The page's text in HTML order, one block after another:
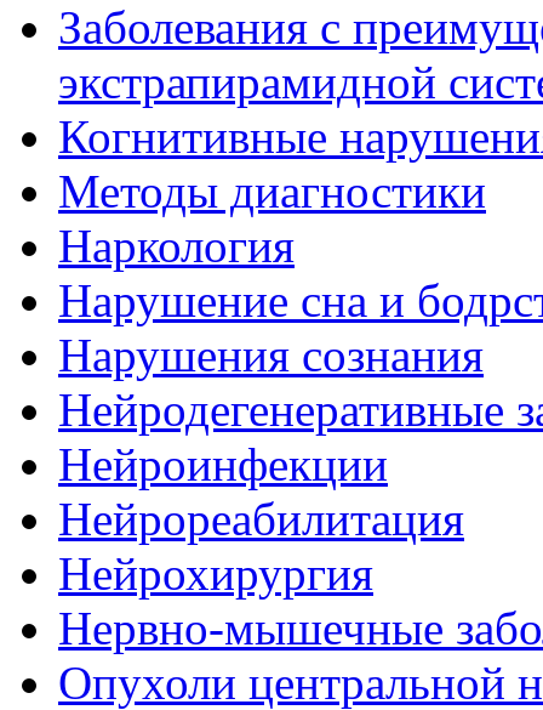
Заболевания с
экстрапирамидной
Когнитивные
Методы диагностики
Наркология
Нарушение сна и
Нарушения сознания
Нейродегенеративные
Нейроинфекции
Нейрореабилитация
Нейрохирургия
Нервно-мышечные
Опухоли центральной